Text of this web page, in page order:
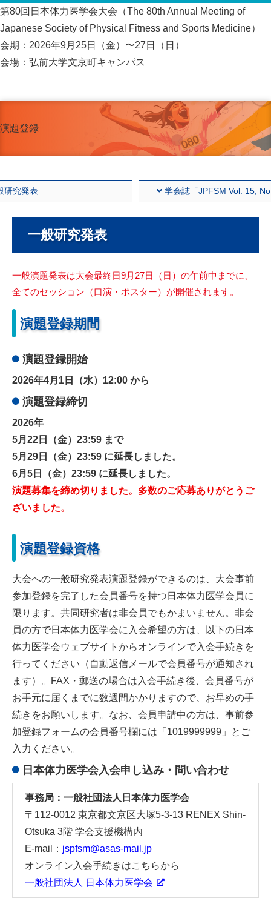
第80回日本体力医学会大会（The 80th Annual Meeting of
Japanese Society of Physical Fitness and Sports Medicine）
会期：2026年9月25日（金）〜27日（日）
会場：弘前大学文京町キャンパス
演題登録
研究発表 学会誌「JPFSM Vol. 15,
一般研究発表
一般演題発表は大会最終日9月27日（日）の午前中までに、
全てのセッション（口演・ポスター）が開催されます。
演題登録期間
演題登録開始
2026年4月1日（水）12:00 から
演題登録締切
2026年
5月22日（金）23:59 まで
5月29日（金）23:59 に延長しました。
6月5日（金）23:59 に延長しました。
演題募集を締め切りました。多数のご応募ありがとうご
ざいました。
演題登録資格
大会への一般研究発表演題登録ができるのは、大会事前
参加登録を完了した会員番号を持つ日本体力医学会員に
限ります。共同研究者は非会員でもかまいません。非会
員の方で日本体力医学会に入会希望の方は、以下の日本
体力医学会ウェブサイトからオンラインで入会手続きを
行ってください（自動返信メールで会員番号が通知され
ます）。FAX・郵送の場合は入会手続き後、会員番号が
お手元に届くまでに数週間かかりますので、お早めの手
続きをお願いします。なお、会員申請中の方は、事前参
加登録フォームの会員番号欄には「1019999999」とご
入力ください。
日本体力医学会入会申し込み・問い合わせ
事務局：一般社団法人日本体力医学会
〒112-0012 東京都文京区大塚5-3-13 RENEX Shin-
Otsuka 3階 学会支援機構内
E-mail： jspfsm@asas-mail.jp
オンライン入会手続きはこちらから
一般社団法人 日本体力医学会